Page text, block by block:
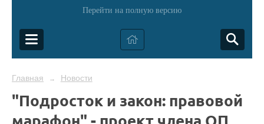
Перейти на полную версию
Главная → Новости
"Подросток и закон: правовой